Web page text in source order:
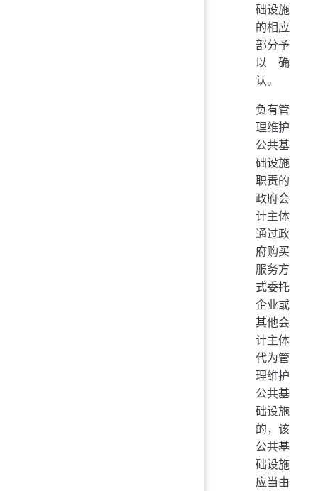
础设施
的相应
部分予
以确
认。
负有管
理维护
公共基
础设施
职责的
政府会
计主体
通过政
府购买
服务方
式委托
企业或
其他会
计主体
代为管
理维护
公共基
础设施
的，该
公共基
础设施
应当由